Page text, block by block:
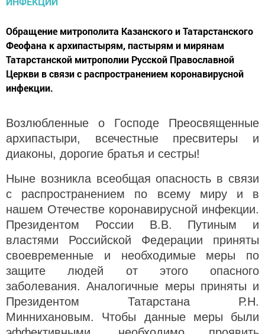
Обращение митрополита Казанского и Татарстанского
Феофана к архипастырям, пастырям и мирянам
Татарстанской митрополии Русской Православной
Церкви в связи с распространением коронавирусной
инфекции.
Возлюбленные о Господе Преосвященные
архипастыри, всечестные пресвитеры и
диаконы, дорогие братья и сестры!
Ныне возникла всеобщая опасность в связи
с распространением по всему миру и в
нашем Отечестве коронавирусной инфекции.
Президентом России В.В. Путиным и
властями Российской Федерации приняты
своевременные и необходимые меры по
защите людей от этого опасного
заболевания. Аналогичные меры приняты и
Президентом Татарстана Р.Н.
Миннихановым. Чтобы данные меры были